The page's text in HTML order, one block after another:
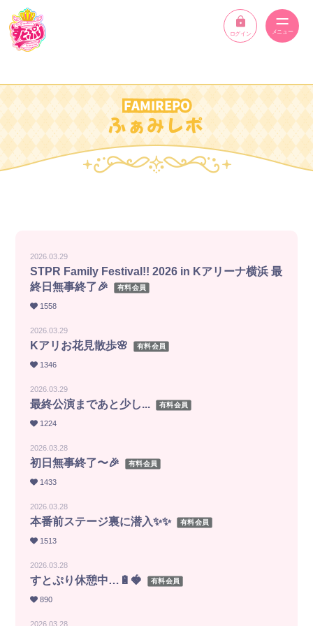
ログイン
ニュース
スケジュール
イベント
STPR ONLINE STORE
ふぁみレポ
ムービー
フォトギャラリー
FAMIREPO
ふぁみレポ
2026.03.29
STPR Family Festival!! 2026 in Kアリーナ横浜 最
終日無事終了🎉
有料会員
1558
2026.03.29
Kアリお花見散歩🌸 有料会員
1346
2026.03.29
最終公演まであと少し... 有料会員
1224
2026.03.28
初日無事終了〜🎉 有料会員
1433
2026.03.28
本番前ステージ裏に潜入✨✨ 有料会員
1513
2026.03.28
すとぷり休憩中…🔋🍓 有料会員
890
2026.03.28